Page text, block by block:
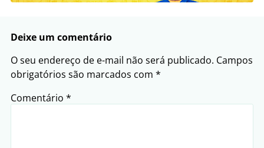
Deixe um comentário
O seu endereço de e-mail não será publicado. Campos
obrigatórios são marcados com *
Comentário *